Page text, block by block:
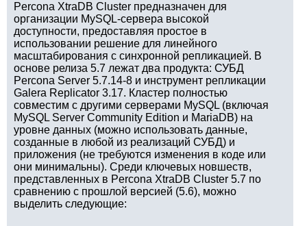
Percona XtraDB Cluster предназначен для
организации MySQL-сервера высокой
доступности, предоставляя простое в
использовании решение для линейного
масштабирования с синхронной репликацией. В
основе релиза 5.7 лежат два продукта: СУБД
Percona Server 5.7.14-8 и инструмент репликации
Galera Replicator 3.17. Кластер полностью
совместим с другими серверами MySQL (включая
MySQL Server Community Edition и MariaDB) на
уровне данных (можно использовать данные,
созданные в любой из реализаций СУБД) и
приложения (не требуются изменения в коде или
они минимальны). Среди ключевых новшеств,
представленных в Percona XtraDB Cluster 5.7 по
сравнению с прошлой версией (5.6), можно
выделить следующие: